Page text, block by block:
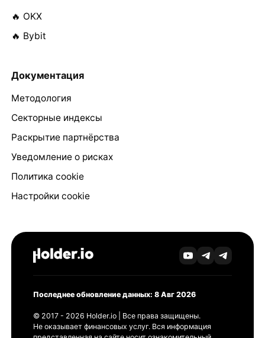
🔥 OKX
🔥 Bybit
Документация
Методология
Секторные индексы
Раскрытие партнёрства
Уведомление о рисках
Политика cookie
Настройки cookie
Последнее обновление данных: 8 Авг 2026
© 2017 - 2026 Holder.io | Все права защищены.
Не оказывает финансовых услуг. Вся информация